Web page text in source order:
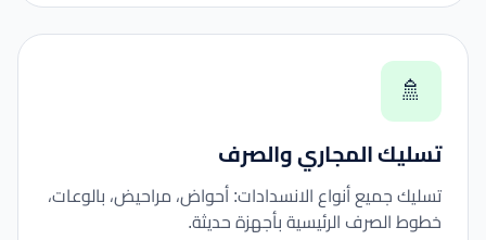
🚿
تسليك المجاري والصرف
تسليك جميع أنواع الانسدادات: أحواض، مراحيض، بالوعات،
خطوط الصرف الرئيسية بأجهزة حديثة.